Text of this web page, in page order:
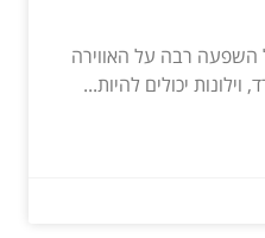
השפעה רבה על האווירה
יכולים להיות...